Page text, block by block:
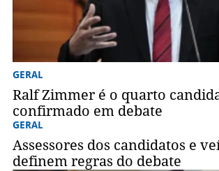
GERAL
Ralf Zimmer é o quarto
confirmado em debate
GERAL
Assessores dos candidatos e
definem regras do debate